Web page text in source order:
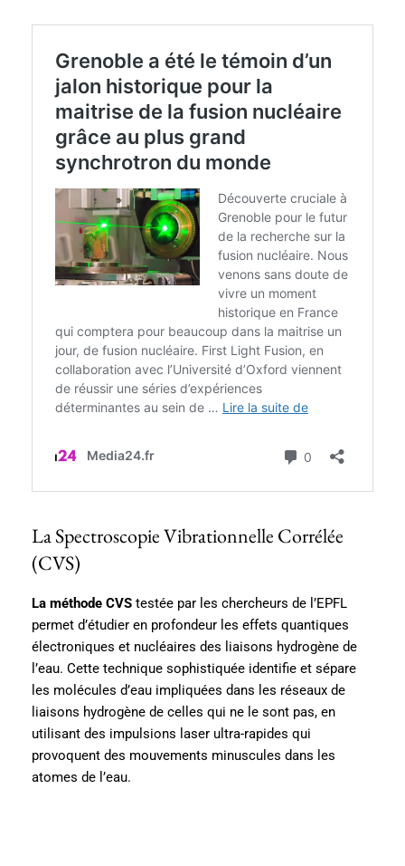
La Spectroscopie Vibrationnelle Corrélée
(CVS)
La méthode CVS testée par les chercheurs de l’EPFL
permet d’étudier en profondeur les effets quantiques
électroniques et nucléaires des liaisons hydrogène de
l’eau. Cette technique sophistiquée identifie et sépare
les molécules d’eau impliquées dans les réseaux de
liaisons hydrogène de celles qui ne le sont pas, en
utilisant des impulsions laser ultra-rapides qui
provoquent des mouvements minuscules dans les
atomes de l’eau.